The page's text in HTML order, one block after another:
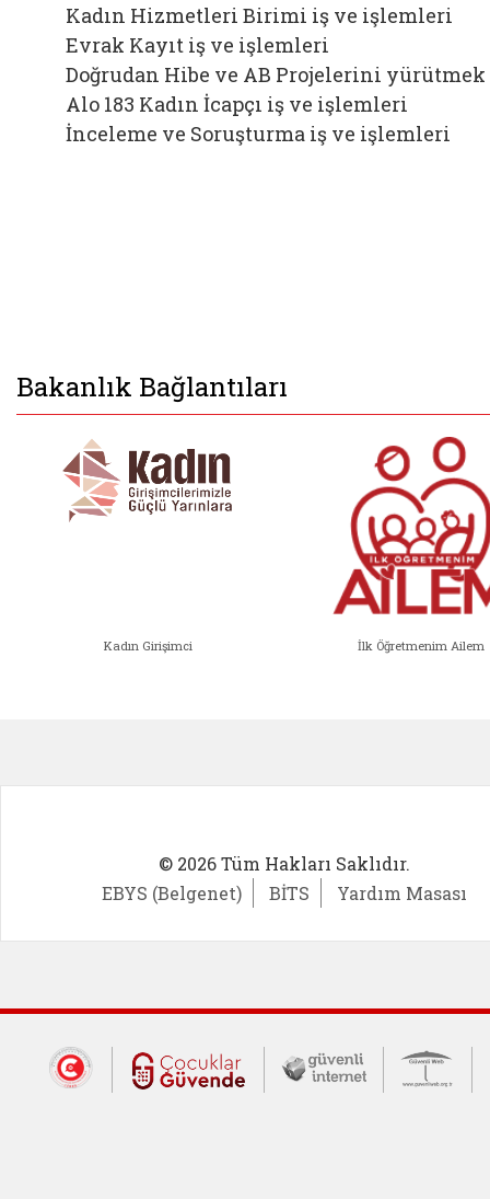
Kadın Hizmetleri Birimi iş ve işlemleri
Evrak Kayıt iş ve işlemleri
Doğrudan Hibe ve AB Projelerini yürütmek
Alo 183 Kadın İcapçı iş ve işlemleri
İnceleme ve Soruşturma iş ve işlemleri
Bakanlık Bağlantıları
Kadın Girişimci İlk Öğretmenim Ailem
© 2026 Tüm Hakları Saklıdır.
EBYS (Belgenet)
BİTS Yardım Masası
Dış Bağlantılar
Cumhurbaşkanlığı İletişim Merkezi
Çocuklar Güvende (yeni
Güvenli